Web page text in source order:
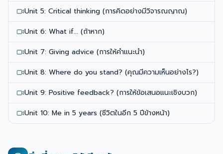
Unit 5: Critical thinking (การคิดอย่างมีวิจารณญาณ)
Unit 6: What if... (ถ้าหาก)
Unit 7: Giving advice (การให้คำแนะนำ)
Unit 8: Where do you stand? (คุณมีความเห็นอย่างไร?)
Unit 9: Positive feedback? (การให้ข้อเสนอแนะเชิงบวก)
Unit 10: Me in 5 years (ชีวิตในอีก 5 ปีข้างหน้า)